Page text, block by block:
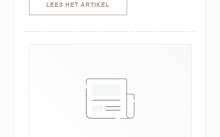
LEES HET ARTIKEL